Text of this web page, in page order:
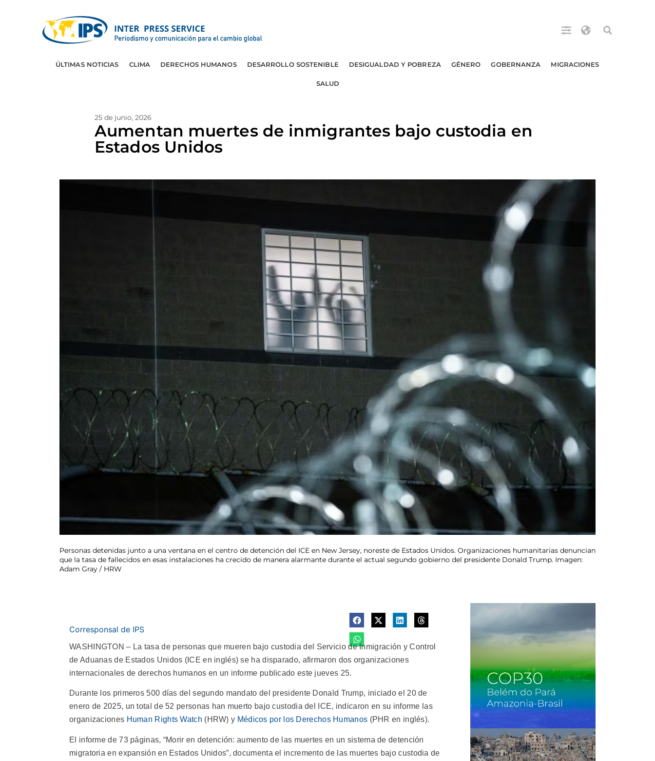
ÚLTIMAS NOTICIAS CLIMA DERECHOS HUMANOS DESARROLLO SOSTENIBLE DESIGUALDAD Y POBREZA GÉNERO GOBERNANZA MIGRACIONES
SALUD
25 de junio, 2026
Aumentan muertes de inmigrantes bajo custodia en
Estados Unidos
Personas detenidas junto a una ventana en el centro de detención del ICE en New Jersey, noreste de Estados Unidos. Organizaciones humanitarias denuncian
que la tasa de fallecidos en esas instalaciones ha crecido de manera alarmante durante el actual segundo gobierno del presidente Donald Trump. Imagen:
Adam Gray / HRW
Corresponsal de IPS
WASHINGTON – La tasa de personas que mueren bajo custodia del Servicio de Inmigración y Control
de Aduanas de Estados Unidos (ICE en inglés) se ha disparado, afirmaron dos organizaciones
internacionales de derechos humanos en un informe publicado este jueves 25.
Durante los primeros 500 días del segundo mandato del presidente Donald Trump, iniciado el 20 de
enero de 2025, un total de 52 personas han muerto bajo custodia del ICE, indicaron en su informe las
organizaciones Human Rights Watch (HRW) y Médicos por los Derechos Humanos (PHR en inglés).
El informe de 73 páginas, “Morir en detención: aumento de las muertes en un sistema de detención
migratoria en expansión en Estados Unidos”, documenta el incremento de las muertes bajo custodia de